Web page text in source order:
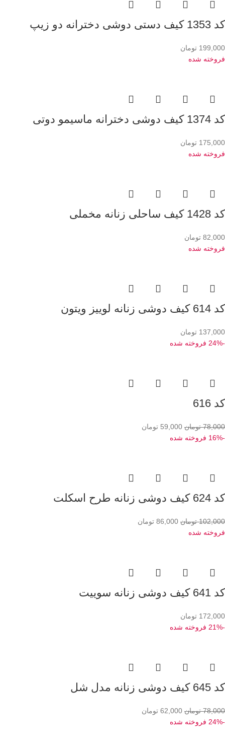
کد 1353 کیف دستی دوشی دخترانه دو زیپ
199,000 تومان
فروخته شده
کد 1374 کیف دوشی دخترانه ماسیمو دوتی
175,000 تومان
فروخته شده
کد 1428 کیف ساحلی زنانه مخملی
82,000 تومان
فروخته شده
کد 614 کیف دوشی زنانه لوییز ویتون
137,000 تومان
-24%
فروخته شده
کد 616
78,000 تومان 59,000 تومان
-16% فروخته شده
کد 624 کیف دوشی زنانه طرح اسکلت
102,000 تومان 86,000 تومان
فروخته شده
کد 641 کیف دوشی زنانه سوییت
172,000 تومان
-21%
فروخته شده
کد 645 کیف دوشی زنانه مدل شل
78,000 تومان 62,000 تومان
-24% فروخته شده